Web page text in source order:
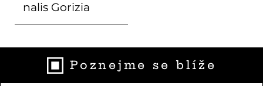
nalisGorizia
Poznejme se blíže